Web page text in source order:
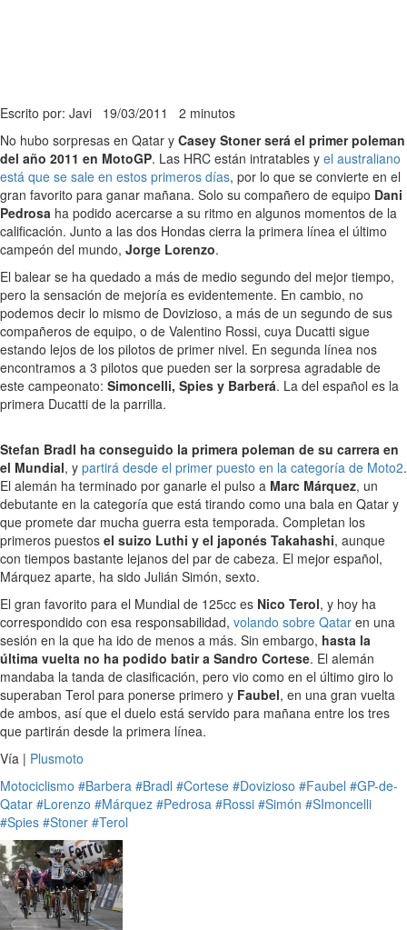
Escrito por: Javi 19/03/2011 2 minutos
No hubo sorpresas en Qatar y Casey Stoner será el primer poleman
del año 2011 en MotoGP. Las HRC están intratables y el australiano
está que se sale en estos primeros días, por lo que se convierte en el
gran favorito para ganar mañana. Solo su compañero de equipo Dani
Pedrosa ha podido acercarse a su ritmo en algunos momentos de la
calificación. Junto a las dos Hondas cierra la primera línea el último
campeón del mundo, Jorge Lorenzo.
El balear se ha quedado a más de medio segundo del mejor tiempo,
pero la sensación de mejoría es evidentemente. En cambio, no
podemos decir lo mismo de Dovizioso, a más de un segundo de sus
compañeros de equipo, o de Valentino Rossi, cuya Ducatti sigue
estando lejos de los pilotos de primer nivel. En segunda línea nos
encontramos a 3 pilotos que pueden ser la sorpresa agradable de
este campeonato: Simoncelli, Spies y Barberá. La del español es la
primera Ducatti de la parrilla.
Stefan Bradl ha conseguido la primera poleman de su carrera en
el Mundial, y partirá desde el primer puesto en la categoría de Moto2.
El alemán ha terminado por ganarle el pulso a Marc Márquez, un
debutante en la categoría que está tirando como una bala en Qatar y
que promete dar mucha guerra esta temporada. Completan los
primeros puestos el suizo Luthi y el japonés Takahashi, aunque
con tiempos bastante lejanos del par de cabeza. El mejor español,
Márquez aparte, ha sido Julián Simón, sexto.
El gran favorito para el Mundial de 125cc es Nico Terol, y hoy ha
correspondido con esa responsabilidad, volando sobre Qatar en una
sesión en la que ha ido de menos a más. Sin embargo, hasta la
última vuelta no ha podido batir a Sandro Cortese. El alemán
mandaba la tanda de clasificación, pero vio como en el último giro lo
superaban Terol para ponerse primero y Faubel, en una gran vuelta
de ambos, así que el duelo está servido para mañana entre los tres
que partirán desde la primera línea.
Vía | Plusmoto
Motociclismo #Barbera #Bradl #Cortese #Dovizioso #Faubel #GP-de-
Qatar #Lorenzo #Márquez #Pedrosa #Rossi #Simón #SImoncelli
#Spies #Stoner #Terol